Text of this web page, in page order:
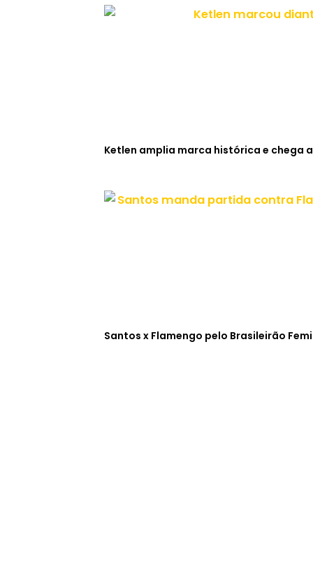
Ketlen amplia marca histórica e chega
Santos x Flamengo pelo Brasileirão